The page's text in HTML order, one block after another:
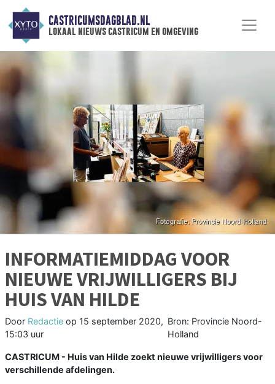
CASTRICUMSDAGBLAD.NL
lokaal nieuws castricum en omgeving
INFORMATIEMIDDAG VOOR
NIEUWE VRIJWILLIGERS BIJ
HUIS VAN HILDE
Door Redactie op 15 september 2020,
15:03 uur
Bron: Provincie Noord-
Holland
CASTRICUM - Huis van Hilde zoekt nieuwe vrijwilligers voor
verschillende afdelingen.